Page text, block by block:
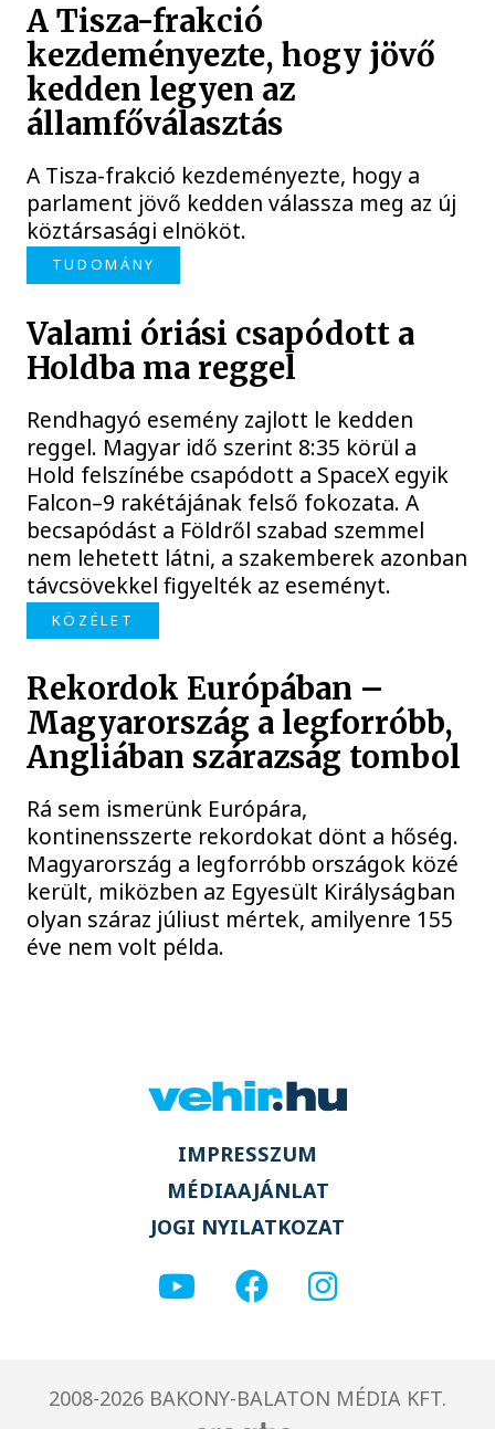
A Tisza-frakció
kezdeményezte, hogy jövő
kedden legyen az
államfőválasztás
A Tisza-frakció kezdeményezte, hogy a
parlament jövő kedden válassza meg az új
köztársasági elnököt.
TUDOMÁNY
Valami óriási csapódott a
Holdba ma reggel
Rendhagyó esemény zajlott le kedden
reggel. Magyar idő szerint 8:35 körül a
Hold felszínébe csapódott a SpaceX egyik
Falcon–9 rakétájának felső fokozata. A
becsapódást a Földről szabad szemmel
nem lehetett látni, a szakemberek azonban
távcsövekkel figyelték az eseményt.
KÖZÉLET
Rekordok Európában –
Magyarország a legforróbb,
Angliában szárazság tombol
Rá sem ismerünk Európára,
kontinensszerte rekordokat dönt a hőség.
Magyarország a legforróbb országok közé
került, miközben az Egyesült Királyságban
olyan száraz júliust mértek, amilyenre 155
éve nem volt példa.
IMPRESSZUM
MÉDIAAJÁNLAT
JOGI NYILATKOZAT
2008-2026 BAKONY-BALATON MÉDIA KFT.